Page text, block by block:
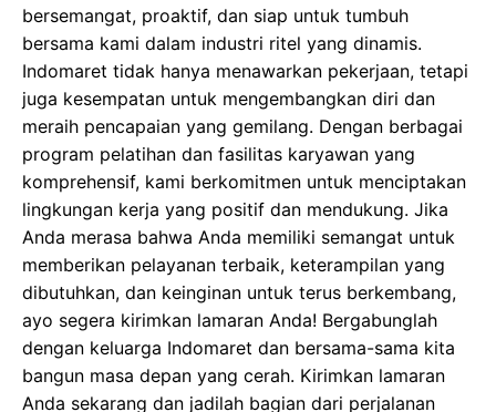
bersemangat, proaktif, dan siap untuk tumbuh
bersama kami dalam industri ritel yang dinamis.
Indomaret tidak hanya menawarkan pekerjaan, tetapi
juga kesempatan untuk mengembangkan diri dan
meraih pencapaian yang gemilang. Dengan berbagai
program pelatihan dan fasilitas karyawan yang
komprehensif, kami berkomitmen untuk menciptakan
lingkungan kerja yang positif dan mendukung. Jika
Anda merasa bahwa Anda memiliki semangat untuk
memberikan pelayanan terbaik, keterampilan yang
dibutuhkan, dan keinginan untuk terus berkembang,
ayo segera kirimkan lamaran Anda! Bergabunglah
dengan keluarga Indomaret dan bersama-sama kita
bangun masa depan yang cerah. Kirimkan lamaran
Anda sekarang dan jadilah bagian dari perjalanan